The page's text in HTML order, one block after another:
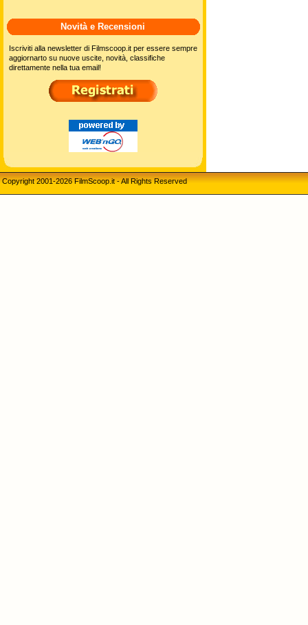
Novità e Recensioni
Iscriviti alla newsletter di Filmscoop.it per essere sempre
aggiornarto su nuove uscite, novità, classifiche
direttamente nella tua email!
Copyright 2001-2026 FilmScoop.it - All Rights Reserved